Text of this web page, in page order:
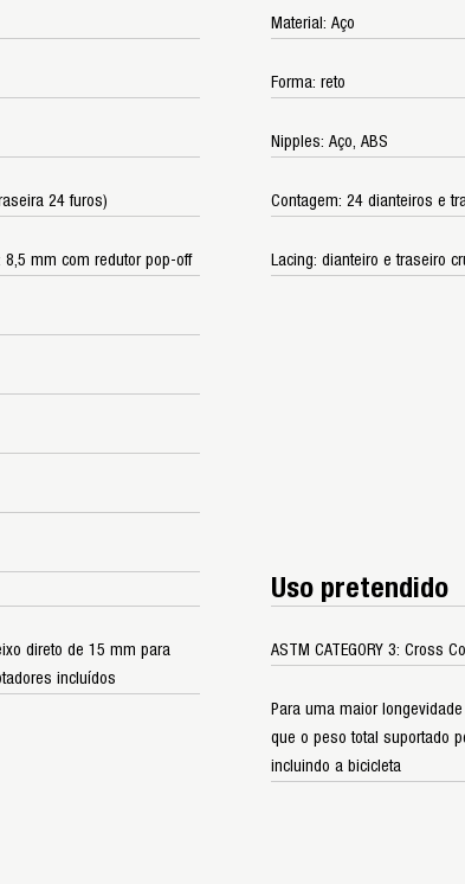
24 furos)
8,5 mm com redutor pop-off
Material: Aço
Forma: reto
Nipples: Aço, ABS
Contagem: 24 dianteiros e
Lacing: dianteiro e traseiro
direto de 15 mm para
incluídos
Uso pretendido
ASTM CATEGORY 3: Cross
Para uma maior
que o peso total suportado
incluindo a bicicleta